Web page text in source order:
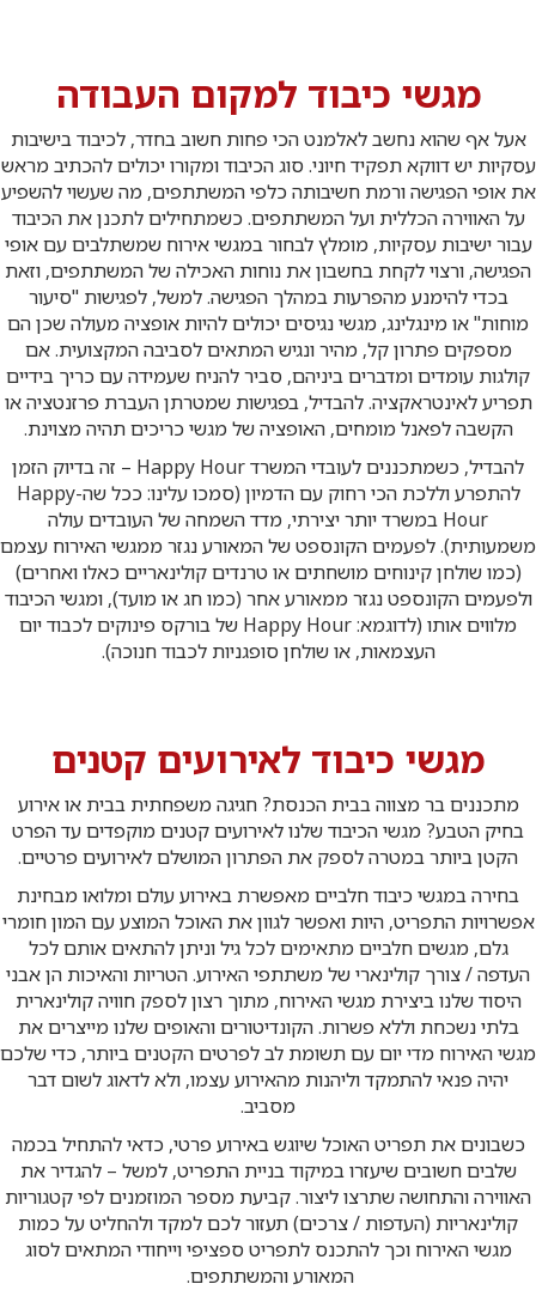
מגשי כיבוד למקום העבודה
אעל אף שהוא נחשב לאלמנט הכי פחות חשוב בחדר, לכיבוד בישיבות
עסקיות יש דווקא תפקיד חיוני. סוג הכיבוד ומקורו יכולים להכתיב מראש
את אופי הפגישה ורמת חשיבותה כלפי המשתתפים, מה שעשוי להשפיע
על האווירה הכללית ועל המשתתפים. כשמתחילים לתכנן את הכיבוד
עבור ישיבות עסקיות, מומלץ לבחור במגשי אירוח שמשתלבים עם אופי
הפגישה, ורצוי לקחת בחשבון את נוחות האכילה של המשתתפים, וזאת
בכדי להימנע מהפרעות במהלך הפגישה. למשל, לפגישות "סיעור
מוחות" או מינגלינג, מגשי נגיסים יכולים להיות אופציה מעולה שכן הם
מספקים פתרון קל, מהיר ונגיש המתאים לסביבה המקצועית. אם
קולגות עומדים ומדברים ביניהם, סביר להניח שעמידה עם כריך בידיים
תפריע לאינטראקציה. להבדיל, בפגישות שמטרתן העברת פרזנטציה או
הקשבה לפאנל מומחים, האופציה של מגשי כריכים תהיה מצוינת.
להבדיל, כשמתכננים לעובדי המשרד Happy Hour – זה בדיוק הזמן
להתפרע וללכת הכי רחוק עם הדמיון (סמכו עלינו: ככל שה-Happy
Hour במשרד יותר יצירתי, מדד השמחה של העובדים עולה
משמעותית). לפעמים הקונספט של המאורע נגזר ממגשי האירוח עצמם
(כמו שולחן קינוחים מושחתים או טרנדים קולינאריים כאלו ואחרים)
ולפעמים הקונספט נגזר ממאורע אחר (כמו חג או מועד), ומגשי הכיבוד
מלווים אותו (לדוגמא: Happy Hour של בורקס פינוקים לכבוד יום
העצמאות, או שולחן סופגניות לכבוד חנוכה).
מגשי כיבוד לאירועים קטנים
מתכננים בר מצווה בבית הכנסת? חגיגה משפחתית בבית או אירוע
בחיק הטבע? מגשי הכיבוד שלנו לאירועים קטנים מוקפדים עד הפרט
הקטן ביותר במטרה לספק את הפתרון המושלם לאירועים פרטיים.
בחירה במגשי כיבוד חלביים מאפשרת באירוע עולם ומלואו מבחינת
אפשרויות התפריט, היות ואפשר לגוון את האוכל המוצע עם המון חומרי
גלם, מגשים חלביים מתאימים לכל גיל וניתן להתאים אותם לכל
העדפה / צורך קולינארי של משתתפי האירוע. הטריות והאיכות הן אבני
היסוד שלנו ביצירת מגשי האירוח, מתוך רצון לספק חוויה קולינארית
בלתי נשכחת וללא פשרות. הקונדיטורים והאופים שלנו מייצרים את
מגשי האירוח מדי יום עם תשומת לב לפרטים הקטנים ביותר, כדי שלכם
יהיה פנאי להתמקד וליהנות מהאירוע עצמו, ולא לדאוג לשום דבר
מסביב.
כשבונים את תפריט האוכל שיוגש באירוע פרטי, כדאי להתחיל בכמה
שלבים חשובים שיעזרו במיקוד בניית התפריט, למשל – להגדיר את
האווירה והתחושה שתרצו ליצור. קביעת מספר המוזמנים לפי קטגוריות
קולינאריות (העדפות / צרכים) תעזור לכם למקד ולהחליט על כמות
מגשי האירוח וכך להתכנס לתפריט ספציפי וייחודי המתאים לסוג
המאורע והמשתתפים.